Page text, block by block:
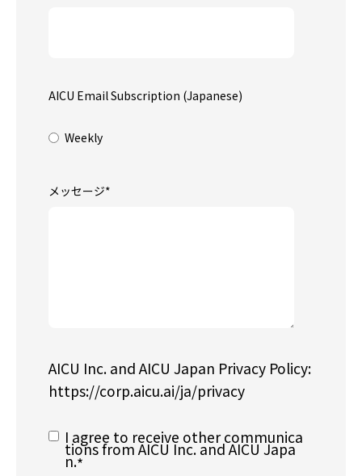
AICU Email Subscription (Japanese)
Weekly
メッセージ*
AICU Inc. and AICU Japan Privacy Policy:
https://corp.aicu.ai/ja/privacy
I agree to receive other communica
tions from AICU Inc. and AICU Japa
n.*